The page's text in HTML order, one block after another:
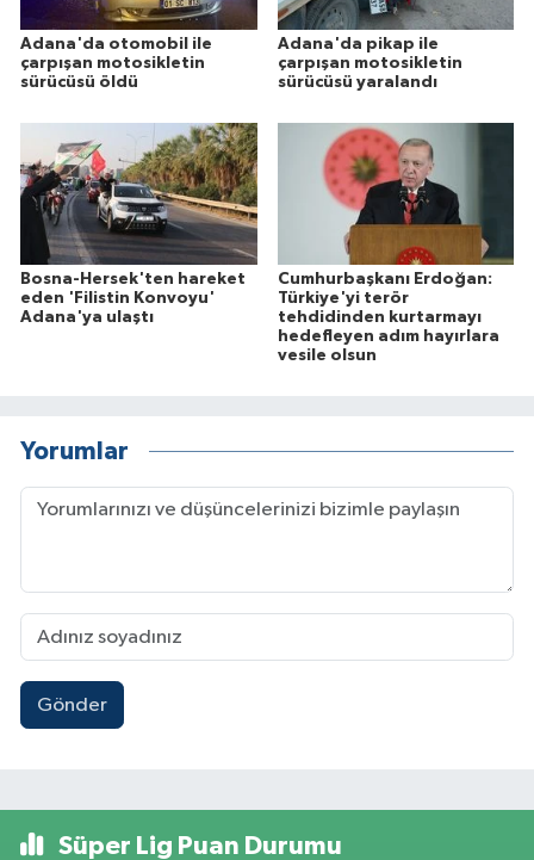
Adana'da otomobil ile
çarpışan motosikletin
sürücüsü öldü
Adana'da pikap ile
çarpışan motosikletin
sürücüsü yaralandı
Bosna-Hersek'ten hareket
eden 'Filistin Konvoyu'
Adana'ya ulaştı
Cumhurbaşkanı Erdoğan:
Türkiye'yi terör
tehdidinden kurtarmayı
hedefleyen adım hayırlara
vesile olsun
Yorumlar
Gönder
Süper Lig Puan Durumu